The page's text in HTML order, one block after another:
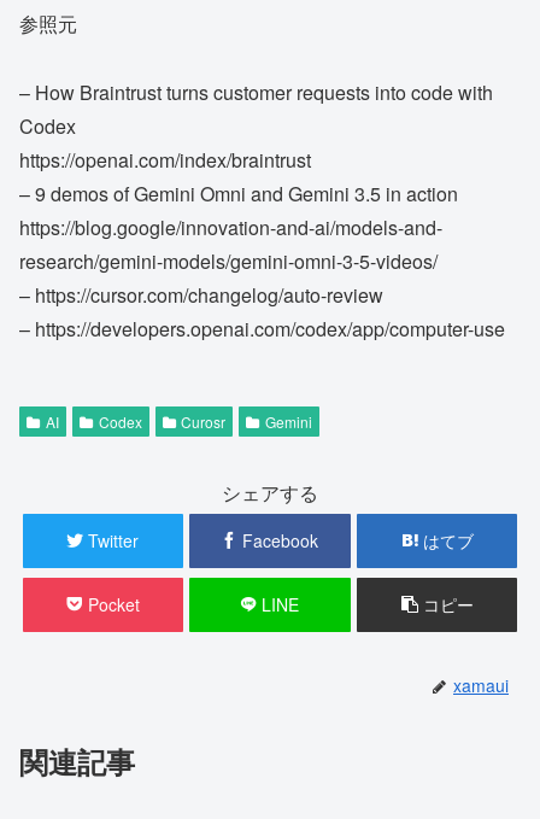
参照元
– How Braintrust turns customer requests into code with
Codex
https://openai.com/index/braintrust
– 9 demos of Gemini Omni and Gemini 3.5 in action
https://blog.google/innovation-and-ai/models-and-
research/gemini-models/gemini-omni-3-5-videos/
– https://cursor.com/changelog/auto-review
– https://developers.openai.com/codex/app/computer-use
AI Codex Curosr Gemini
シェアする
Twitter Facebook はてブ
Pocket LINE コピー
xamaui
関連記事